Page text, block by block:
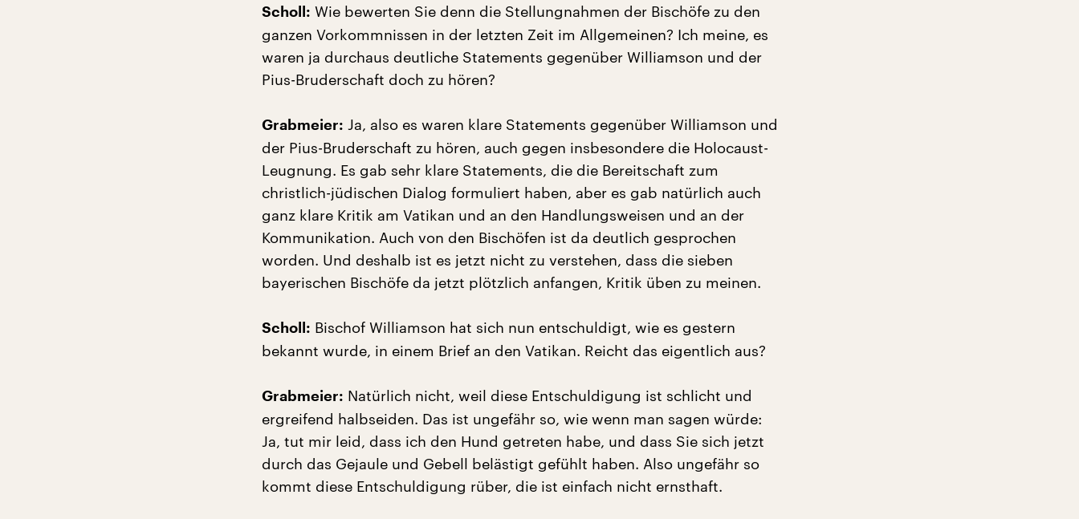
Scholl: Wie bewerten Sie denn die Stellungnahmen der Bischöfe zu den
ganzen Vorkommnissen in der letzten Zeit im Allgemeinen? Ich meine, es
waren ja durchaus deutliche Statements gegenüber Williamson und der
Pius-Bruderschaft doch zu hören?
Grabmeier: Ja, also es waren klare Statements gegenüber Williamson und
der Pius-Bruderschaft zu hören, auch gegen insbesondere die Holocaust-
Leugnung. Es gab sehr klare Statements, die die Bereitschaft zum
christlich-jüdischen Dialog formuliert haben, aber es gab natürlich auch
ganz klare Kritik am Vatikan und an den Handlungsweisen und an der
Kommunikation. Auch von den Bischöfen ist da deutlich gesprochen
worden. Und deshalb ist es jetzt nicht zu verstehen, dass die sieben
bayerischen Bischöfe da jetzt plötzlich anfangen, Kritik üben zu meinen.
Scholl: Bischof Williamson hat sich nun entschuldigt, wie es gestern
bekannt wurde, in einem Brief an den Vatikan. Reicht das eigentlich aus?
Grabmeier: Natürlich nicht, weil diese Entschuldigung ist schlicht und
ergreifend halbseiden. Das ist ungefähr so, wie wenn man sagen würde:
Ja, tut mir leid, dass ich den Hund getreten habe, und dass Sie sich jetzt
durch das Gejaule und Gebell belästigt gefühlt haben. Also ungefähr so
kommt diese Entschuldigung rüber, die ist einfach nicht ernsthaft.